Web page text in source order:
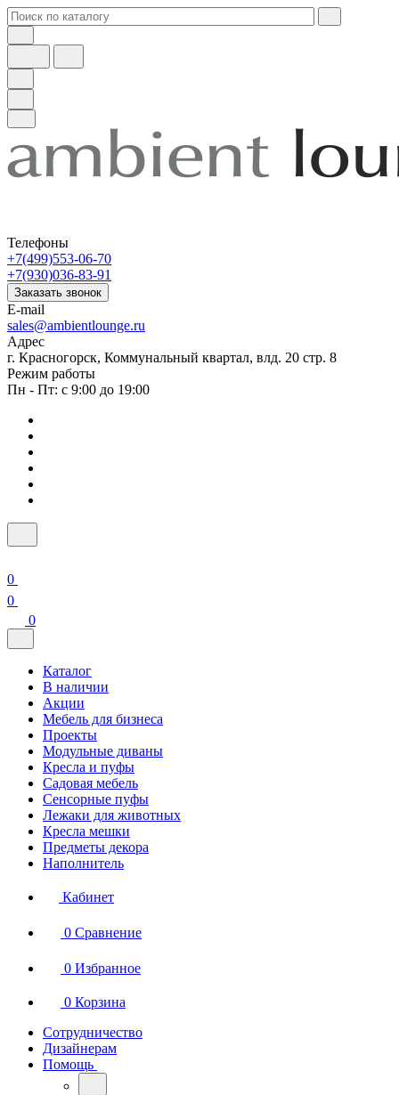
Телефоны
+7(499)553-06-70
+7(930)036-83-91
Заказать звонок
E-mail
sales@ambientlounge.ru
Адрес
г. Красногорск, Коммунальный квартал, влд. 20 стр. 8
Режим работы
Пн - Пт: с 9:00 до 19:00
0
0
0
Каталог
В наличии
Акции
Мебель для бизнеса
Проекты
Модульные диваны
Кресла и пуфы
Садовая мебель
Сенсорные пуфы
Лежаки для животных
Кресла мешки
Предметы декора
Наполнитель
Кабинет
0 Сравнение
0 Избранное
0 Корзина
Сотрудничество
Дизайнерам
Помощь